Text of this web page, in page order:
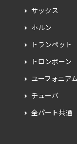
サックス
ホルン
トランペット
トロンボーン
ユーフォニア
チューバ
全パート共通